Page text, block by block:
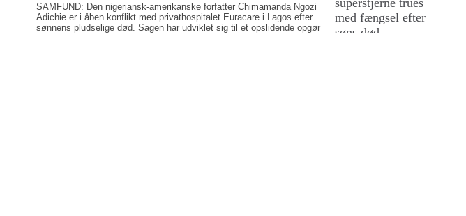
SAMFUND: Den nigeriansk-amerikanske forfatter Chimamanda Ngozi
Adichie er i åben konflikt med privathospitalet Euracare i Lagos efter
sønnens pludselige død. Sagen har udviklet sig til et opslidende opgør